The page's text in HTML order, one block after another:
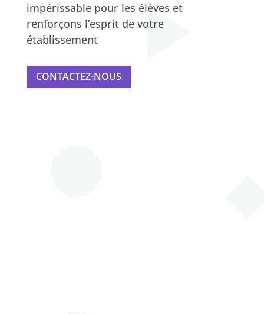
impérissable pour les élèves et
renforçons l’esprit de votre
établissement
CONTACTEZ-NOUS